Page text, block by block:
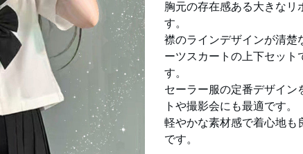
胸元の存在感ある大きなリ
す。
襟のラインデザインが清楚
ーツスカートの上下セット
す。
セーラー服の定番デザイン
トや撮影会にも最適です。
軽やかな素材感で着心地も
です。